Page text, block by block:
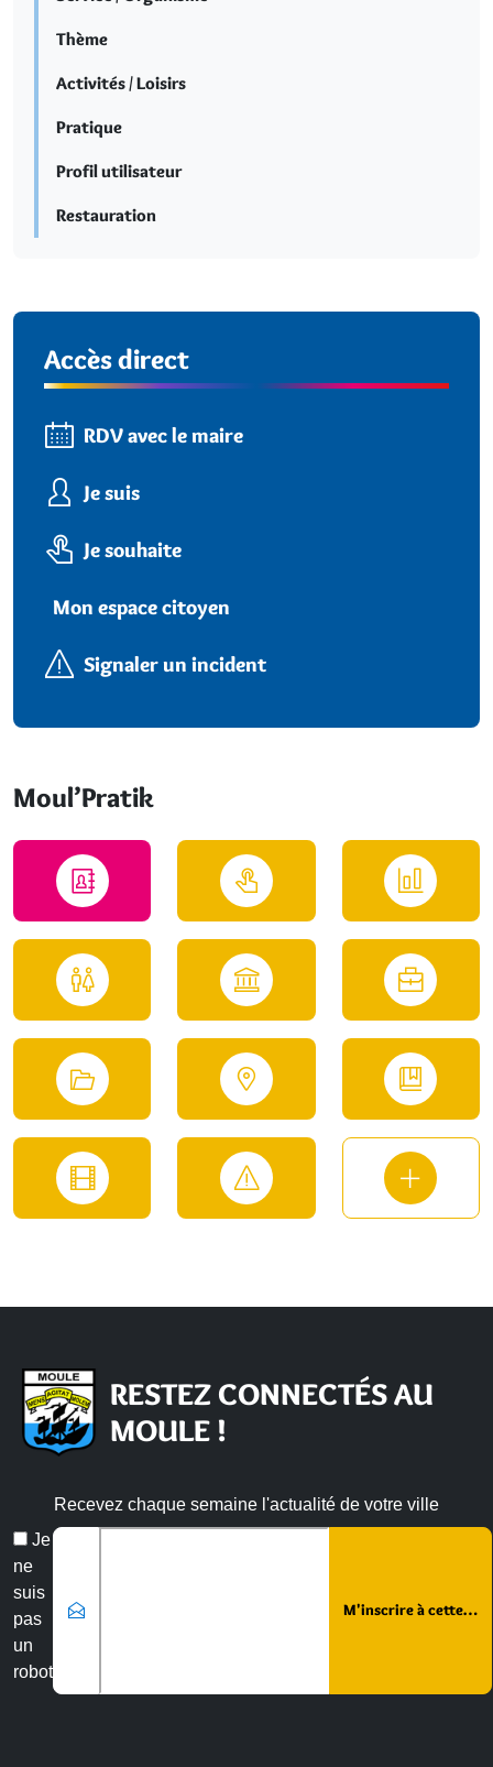
Thème
Activités / Loisirs
Pratique
Profil utilisateur
Restauration
Accès direct
RDV avec le maire
Je suis
Je souhaite
Mon espace citoyen
Signaler un incident
Moul’Pratik
RESTEZ CONNECTÉS AU
MOULE !
Recevez chaque semaine l'actualité de votre ville
Je
ne
suis
pas
un
robot
Veuillez laisser ce champ vide :
Email